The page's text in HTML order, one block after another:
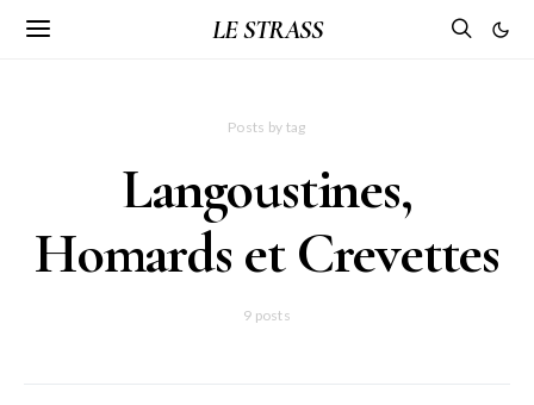
LE STRASS
Posts by tag
Langoustines,
Homards et Crevettes
9 posts